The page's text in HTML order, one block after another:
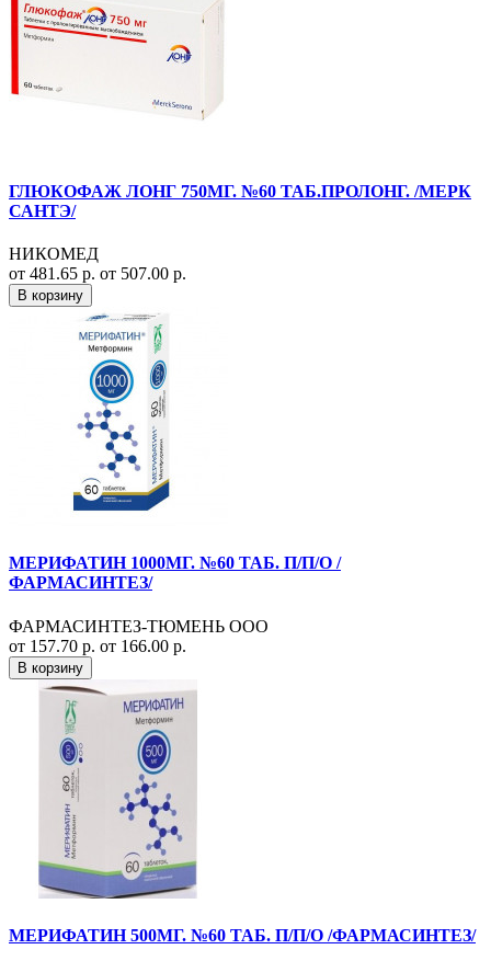
ГЛЮКОФАЖ ЛОНГ 750МГ. №60 ТАБ.ПРОЛОНГ. /МЕРК
САНТЭ/
НИКОМЕД
от 481.65 р. от 507.00 р.
В корзину
МЕРИФАТИН 1000МГ. №60 ТАБ. П/П/О /
ФАРМАСИНТЕЗ/
ФАРМАСИНТЕЗ-ТЮМЕНЬ ООО
от 157.70 р. от 166.00 р.
В корзину
МЕРИФАТИН 500МГ. №60 ТАБ. П/П/О /ФАРМАСИНТЕЗ/